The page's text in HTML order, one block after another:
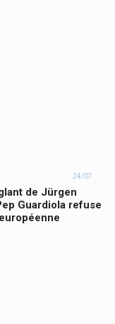
24/07
de Jürgen
Guardiola refuse